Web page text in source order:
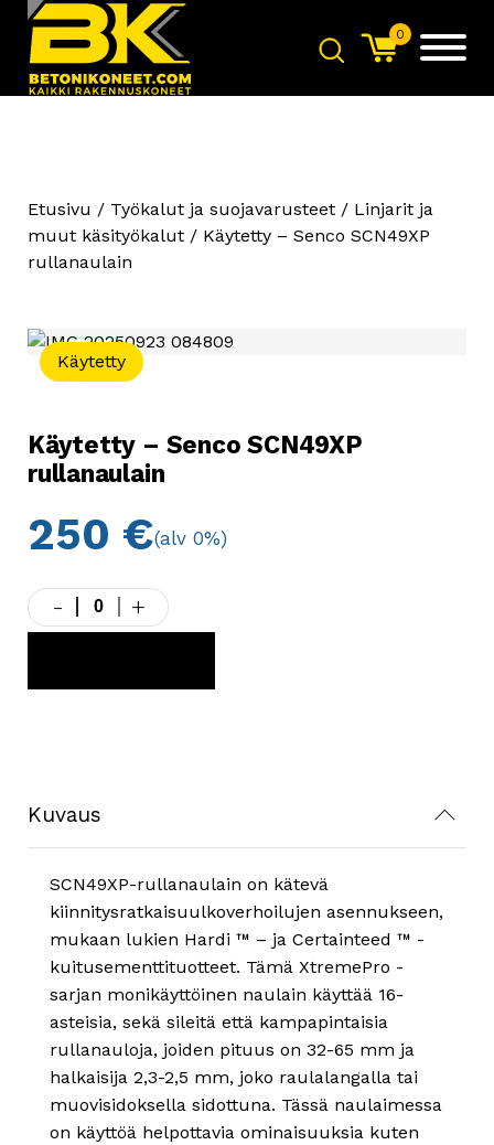
0
Etusivu / Työkalut ja suojavarusteet / Linjarit ja
muut käsityökalut / Käytetty – Senco SCN49XP
rullanaulain
Käytetty
Käytetty – Senco SCN49XP
rullanaulain
250 €(alv 0%)
-
Käytetty
-
SCN49XP
+
Kuvaus
SCN49XP-rullanaulain on kätevä
kiinnitysratkaisuulkoverhoilujen asennukseen,
mukaan lukien Hardi ™ – ja Certainteed ™ -
kuitusementtituotteet. Tämä XtremePro -
sarjan monikäyttöinen naulain käyttää 16-
asteisia, sekä sileitä että kampapintaisia
rullanauloja, joiden pituus on 32-65 mm ja
halkaisija 2,3-2,5 mm, joko raulalangalla tai
muovisidoksella sidottuna. Tässä naulaimessa
on käyttöä helpottavia ominaisuuksia kuten